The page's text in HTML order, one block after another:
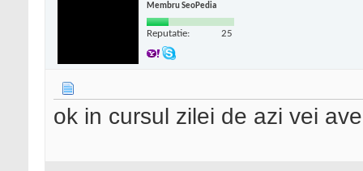
Membru SeoPedia
Reputatie: 25
ok in cursul zilei de azi vei